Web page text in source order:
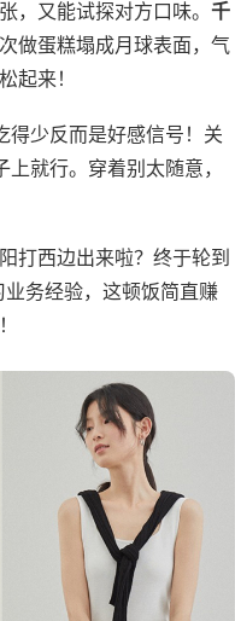
，又能试探对方口味。 千
做蛋糕塌成月球表面，气
起来！
得少反而是好感信号！关
就行。穿着别太随意，
打西边出来啦？终于轮到
务经验，这顿饭简直赚